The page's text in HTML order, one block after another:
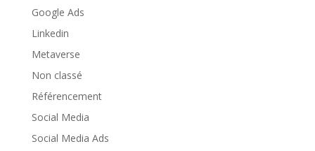
Google Ads
Linkedin
Metaverse
Non classé
Référencement
Social Media
Social Media Ads